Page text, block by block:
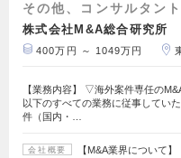
その他、コンサルタン
株式会社M&A総合研究所
400万円 ～ 1049万円
【業務内容】 ▽海外案件専任の
以下のすべての業務に従事してい
件（国内・…
会社概要
【M&A業界について